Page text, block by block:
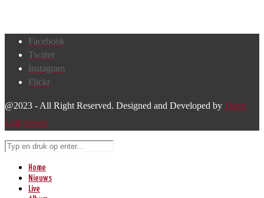
Facebook
Twitter
Instagram
Flickr
@2023 - All Right Reserved. Designed and Developed by Harm
Lourenssen
Home
Nieuws
Live